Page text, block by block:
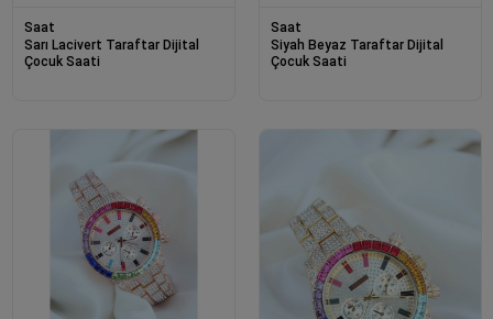
Saat
Sarı Lacivert Taraftar Dijital
Çocuk Saati
Saat
Siyah Beyaz Taraftar Dijital
Çocuk Saati